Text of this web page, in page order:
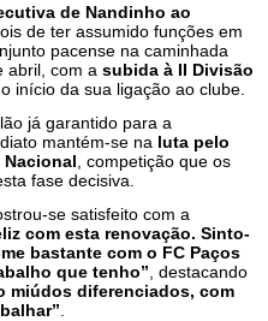
de Nandinho ao
de ter assumido funções em
pacense na caminhada
abril, com a subida à II Divisão
início da sua ligação ao clube.
já garantido para a
mantém-se na luta pelo
, competição que os
fase decisiva.
se satisfeito com a
com esta renovação. Sinto-
bastante com o FC Paços
que tenho” , destacando
miúdos diferenciados, com